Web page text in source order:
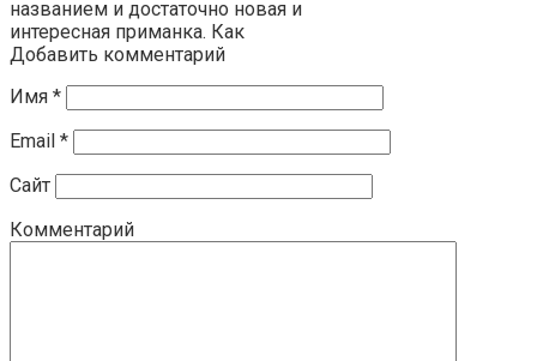
названием и достаточно новая и
интересная приманка. Как
Добавить комментарий
Имя *
Email *
Сайт
Комментарий